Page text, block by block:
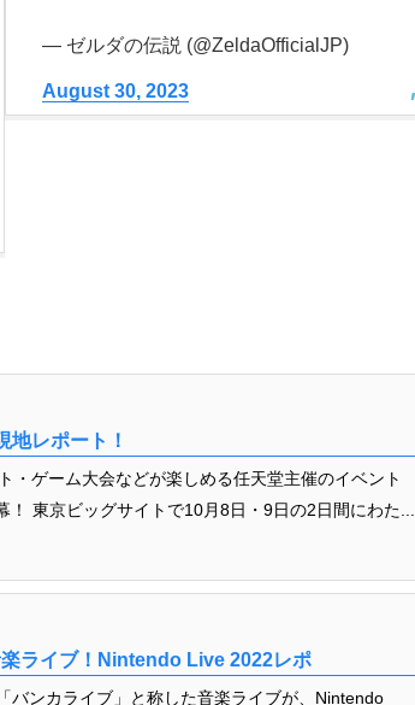
— ゼルダの伝説 (@ZeldaOfficialJP)
August 30, 2023
地レポート！
・ゲーム大会などが楽しめる任天堂主催のイベント
！ 東京ビッグサイトで10月8日・9日の2日間にわた...
楽ライブ！Nintendo Live 2022レポ
バンカライブ」と称した音楽ライブが、Nintendo